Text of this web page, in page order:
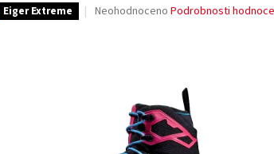
Eiger Extreme
Průměrné
hvězdiček.
Neohodnoceno Podrobnosti